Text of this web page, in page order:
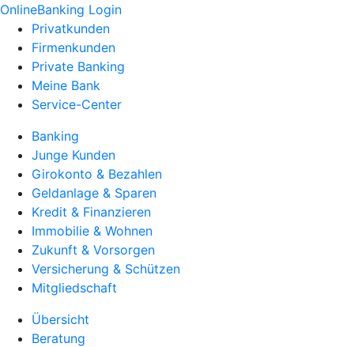
OnlineBanking Login
Privatkunden
Firmenkunden
Private Banking
Meine Bank
Service-Center
Banking
Junge Kunden
Girokonto & Bezahlen
Geldanlage & Sparen
Kredit & Finanzieren
Immobilie & Wohnen
Zukunft & Vorsorgen
Versicherung & Schützen
Mitgliedschaft
Übersicht
Beratung